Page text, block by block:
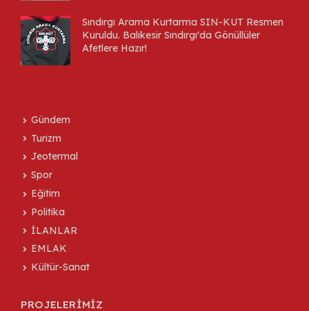
Sındırgı Arama Kurtarma SIN-KUT Resmen
Kuruldu. Balıkesir Sındırgı'da Gönüllüler
Afetlere Hazır!
Gündem
Turizm
Jeotermal
Spor
Eğitim
Politika
İLANLAR
EMLAK
Kültür-Sanat
PROJELERİMİZ